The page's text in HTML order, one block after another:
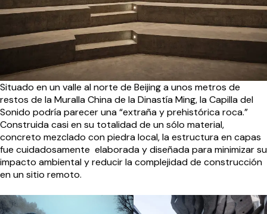
Situado en un valle al norte de Beijing a unos metros de
restos de la Muralla China de la Dinastía Ming, la Capilla del
Sonido podría parecer una “extraña y prehistórica roca.”
Construida casi en su totalidad de un sólo material,
concreto mezclado con piedra local, la estructura en capas
fue cuidadosamente elaborada y diseñada para minimizar su
impacto ambiental y reducir la complejidad de construcción
en un sitio remoto.